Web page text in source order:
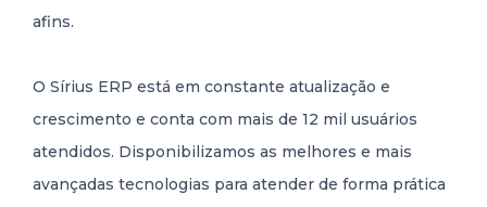
afins.
O Sírius ERP está em constante atualização e
crescimento e conta com mais de 12 mil usuários
atendidos. Disponibilizamos as melhores e mais
avançadas tecnologias para atender de forma prática